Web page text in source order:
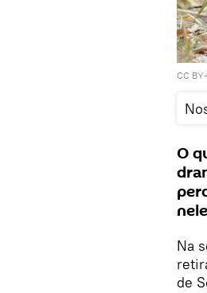
CC
O
Na
de